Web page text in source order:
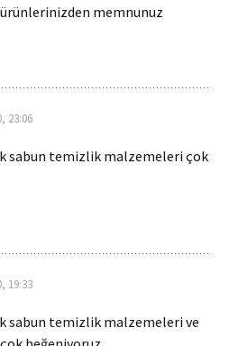
memnunuz
23:06
sabun temizlik malzemeleri çok
19:33
sabun temizlik malzemeleri ve